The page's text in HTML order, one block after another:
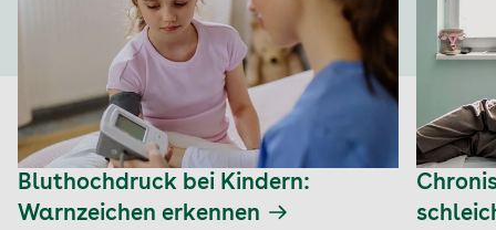
Bluthochdruck bei Kindern:
Warnzeichen erkennen